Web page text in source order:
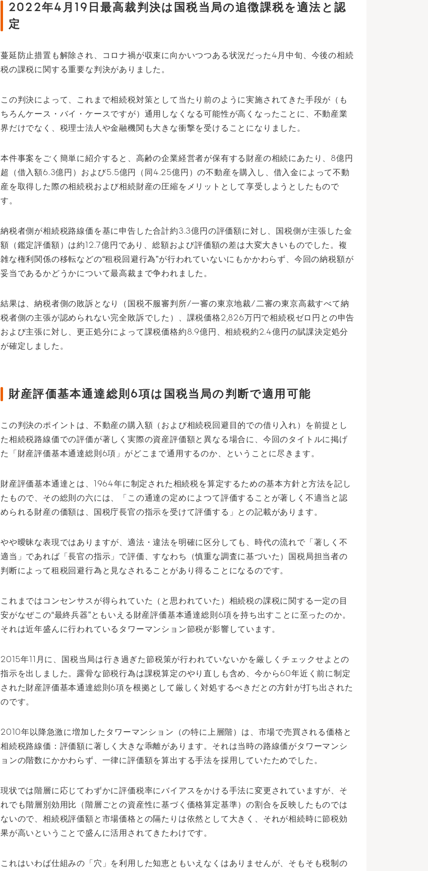
2022年4月19日最高裁判決は国税当局の追徴課税を適法と認
定
蔓延防止措置も解除され、コロナ禍が収束に向かいつつある状況だった4月中旬、今後の相続
税の課税に関する重要な判決がありました。
この判決によって、これまで相続税対策として当たり前のように実施されてきた手段が（も
ちろんケース・バイ・ケースですが）通用しなくなる可能性が高くなったことに、不動産業
界だけでなく、税理士法人や金融機関も大きな衝撃を受けることになりました。
本件事案をごく簡単に紹介すると、高齢の企業経営者が保有する財産の相続にあたり、8億円
超（借入額6.3億円）および5.5億円（同4.25億円）の不動産を購入し、借入金によって不動
産を取得した際の相続税および相続財産の圧縮をメリットとして享受しようとしたもので
す。
納税者側が相続税路線価を基に申告した合計約3.3億円の評価額に対し、国税側が主張した金
額（鑑定評価額）は約12.7億円であり、総額および評価額の差は大変大きいものでした。複
雑な権利関係の移転などの“租税回避行為”が行われていないにもかかわらず、今回の納税額が
妥当であるかどうかについて最高裁まで争われました。
結果は、納税者側の敗訴となり（国税不服審判所/一審の東京地裁/二審の東京高裁すべて納
税者側の主張が認められない完全敗訴でした）、課税価格2,826万円で相続税ゼロ円との申告
および主張に対し、更正処分によって課税価格約8.9億円、相続税約2.4億円の賦課決定処分
が確定しました。
財産評価基本通達総則6項は国税当局の判断で適用可能
この判決のポイントは、不動産の購入額（および相続税回避目的での借り入れ）を前提とし
た相続税路線価での評価が著しく実際の資産評価額と異なる場合に、今回のタイトルに掲げ
た「財産評価基本通達総則6項」がどこまで通用するのか、ということに尽きます。
財産評価基本通達とは、1964年に制定された相続税を算定するための基本方針と方法を記し
たもので、その総則の六には、「この通達の定めによつて評価することが著しく不適当と認
められる財産の価額は、国税庁長官の指示を受けて評価する」との記載があります。
やや曖昧な表現ではありますが、適法・違法を明確に区分しても、時代の流れで「著しく不
適当」であれば「長官の指示」で評価、すなわち（慎重な調査に基づいた）国税局担当者の
判断によって租税回避行為と見なされることがあり得ることになるのです。
これまではコンセンサスが得られていた（と思われていた）相続税の課税に関する一定の目
安がなぜこの“最終兵器”ともいえる財産評価基本通達総則6項を持ち出すことに至ったのか。
それは近年盛んに行われているタワーマンション節税が影響しています。
2015年11月に、国税当局は行き過ぎた節税策が行われていないかを厳しくチェックせよとの
指示を出しました。露骨な節税行為は課税算定のやり直しも含め、今から60年近く前に制定
された財産評価基本通達総則6項を根拠として厳しく対処するべきだとの方針が打ち出された
のです。
2010年以降急激に増加したタワーマンション（の特に上層階）は、市場で売買される価格と
相続税路線価：評価額に著しく大きな乖離があります。それは当時の路線価がタワーマンシ
ョンの階数にかかわらず、一律に評価額を算出する手法を採用していたためでした。
現状では階層に応じてわずかに評価税率にバイアスをかける手法に変更されていますが、そ
れでも階層別効用比（階層ごとの資産性に基づく価格算定基準）の割合を反映したものでは
ないので、相続税評価額と市場価格との隔たりは依然として大きく、それが相続時に節税効
果が高いということで盛んに活用されてきたわけです。
これはいわば仕組みの「穴」を利用した知恵ともいえなくはありませんが、そもそも税制の